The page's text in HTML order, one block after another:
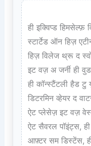
ही इक्विप्ड हिमसेल्फ़
स्टार्टेड ऑन हिज़
हिज़ विलेज थ्रू द
इट वज़ अ जर्नी ही
ही कॉन्स्टैंटली हैड
डिटरमिन व्हेयर द
ऐट प्लेसेज़ इट वज़
ऐट सैवरल पॉइंट्स,
आफ़्टर सम डिस्टेंस,